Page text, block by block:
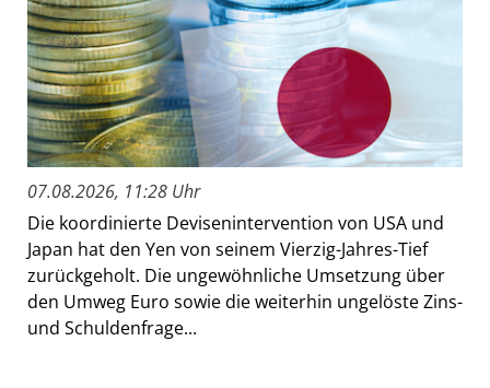
07.08.2026, 11:28 Uhr
Die koordinierte Devisenintervention von USA und
Japan hat den Yen von seinem Vierzig-Jahres-Tief
zurückgeholt. Die ungewöhnliche Umsetzung über
den Umweg Euro sowie die weiterhin ungelöste Zins-
und Schuldenfrage...